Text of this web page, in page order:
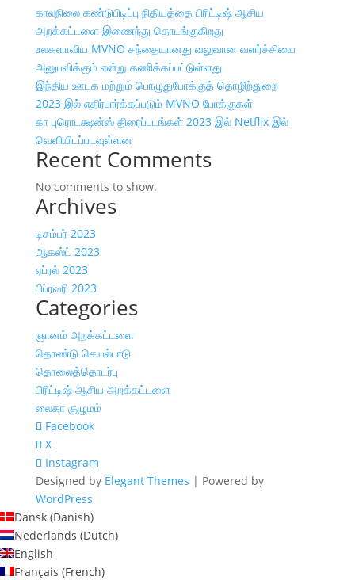
காலநிலை கண்டுபிடிப்பு நிதியத்தை பிரிட்டிஷ் ஆசிய
அறக்கட்டளை இணைந்து தொடங்குகிறது
உலகளாவிய MVNO சந்தையானது வலுவான வளர்ச்சியை
அனுபவிக்கும் என்று கணிக்கப்பட்டுள்ளது
இந்திய ஊடக மற்றும் பொழுதுபோக்குத் தொழிற்துறை
2023 இல் எதிர்பார்க்கப்படும் MVNO போக்குகள்
கா புரொடக்ஷன்ஸ் திரைப்படங்கள் 2023 இல் Netflix இல்
வெளியிடப்படவுள்ளன
Recent Comments
No comments to show.
Archives
டிசம்பர் 2023
ஆகஸ்ட் 2023
ஏப்ரல் 2023
பிப்ரவரி 2023
Categories
ஞானம் அறக்கட்டளை
தொண்டு செயல்பாடு
தொலைத்தொடர்பு
பிரிட்டிஷ் ஆசிய அறக்கட்டளை
லைகா குழுமம்
Facebook
X
Instagram
Designed by Elegant Themes | Powered by
WordPress
Dansk (Danish)
Nederlands (Dutch)
English
Français (French)